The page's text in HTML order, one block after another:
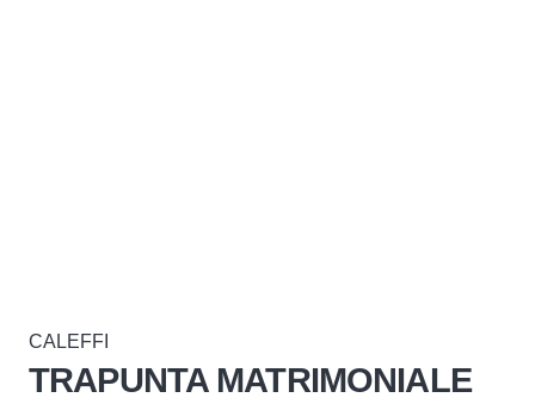
CALEFFI
TRAPUNTA MATRIMONIALE